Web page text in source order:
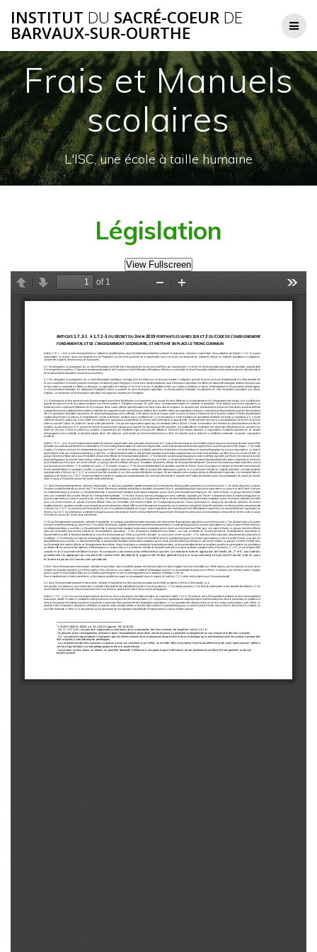
Skip
to
content
INSTITUT DU SACRÉ-COEUR DE
BARVAUX-SUR-OURTHE
Frais et Manuels
scolaires
L'ISC, une école à taille humaine
Législation
View Fullscreen